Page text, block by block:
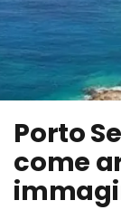
Porto
come